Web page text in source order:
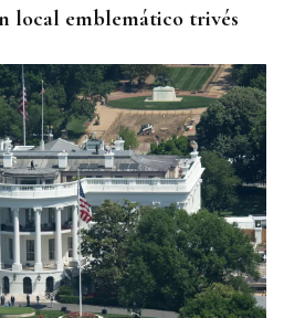
local emblemático trivés